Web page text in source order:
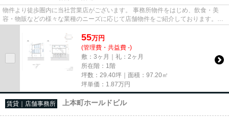
物件より徒歩圏内に当社営業店がございます。 事務所物件をはじめ、飲食・美
容・物販などの様々な業種のニーズに応じて店舗物件をご紹介しております。
尚、弊社ではおとり広告は一切...
55万円
(管理費・共益費 -)
敷：3ヶ月｜礼：2ヶ月
所在階：1階
坪数：29.40坪｜面積：97.20㎡
坪単価： 1.87万円
賃貸｜店舗事務所 上本町ホールドビル